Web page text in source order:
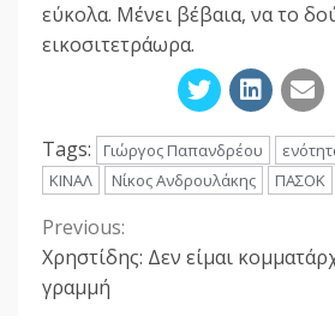
εύκολα. Μένει βέβαια, να το
εικοσιτετράωρα.
Tags: Γιώργος Παπανδρέου
ΚΙΝΑΛ
Νίκος Ανδρουλάκης ΠΑΣΟΚ
Continue
Reading
Previous:
Χρηστίδης: Δεν είμαι
γραμμή